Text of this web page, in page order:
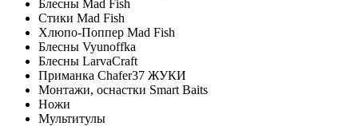
Блесны Mad Fish
Стики Mad Fish
Хлюпо-Поппер Mad Fish
Блесны Vyunoffka
Блесны LarvaCraft
Приманка Chafer37 ЖУКИ
Монтажи, оснастки Smart Baits
Ножи
Мультитулы